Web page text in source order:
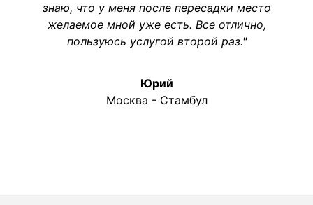
знаю, что у меня после пересадки место
желаемое мной уже есть. Все отлично,
пользуюсь услугой второй раз."
Юрий
Москва - Стамбул